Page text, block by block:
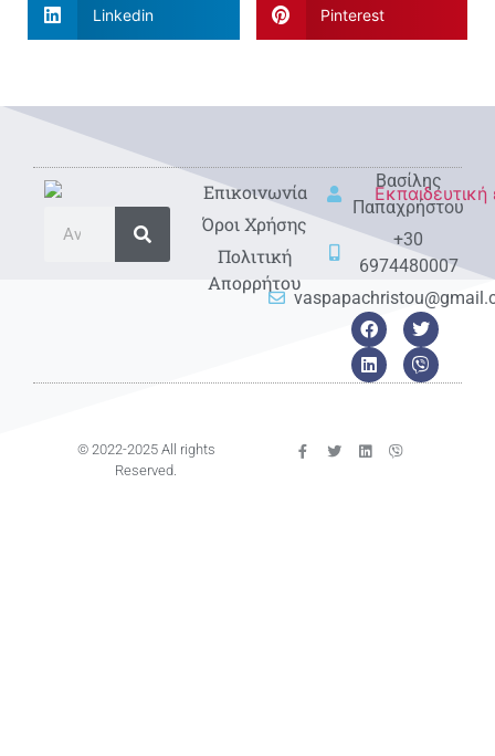
Linkedin Pinterest
Eπικοινωνία
Όροι Χρήσης
Πολιτική
Απορρήτου
Βασίλης
Παπαχρήστου
+30
6974480007
© 2022-2025 All rights
Reserved.